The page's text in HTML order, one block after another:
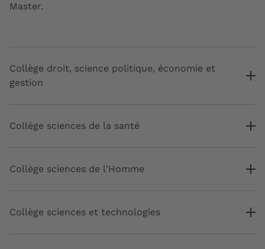
Master.
Collège droit, science politique, économie et
gestion
Collège sciences de la santé
Collège sciences de l'Homme
Collège sciences et technologies